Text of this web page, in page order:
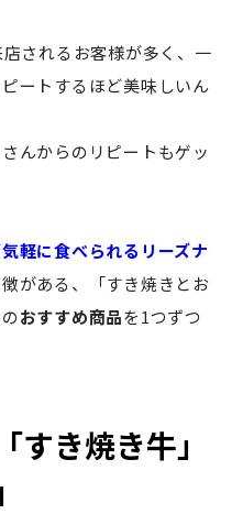
されるお客様が多く、一
ートするほど美味しいん
んからのリピートもゲッ
気軽に食べられるリーズナ
がある、「すき焼きとお
おすすめ商品を1つずつ
き焼き牛」